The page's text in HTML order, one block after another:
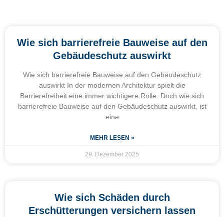
Wie sich barrierefreie Bauweise auf den
Gebäudeschutz auswirkt
Wie sich barrierefreie Bauweise auf den Gebäudeschutz
auswirkt In der modernen Architektur spielt die
Barrierefreiheit eine immer wichtigere Rolle. Doch wie sich
barrierefreie Bauweise auf den Gebäudeschutz auswirkt, ist
eine
MEHR LESEN »
29. Dezember 2025
Wie sich Schäden durch
Erschütterungen versichern lassen